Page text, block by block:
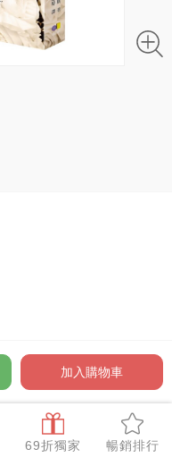
69折獨家 暢銷排行
加入購物車